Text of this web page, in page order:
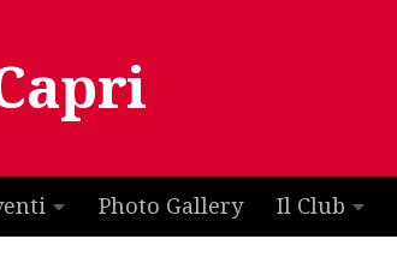
Photo Gallery Il Club